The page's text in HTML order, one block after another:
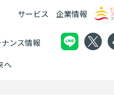
サービス 企業情報
ンス情報
へ